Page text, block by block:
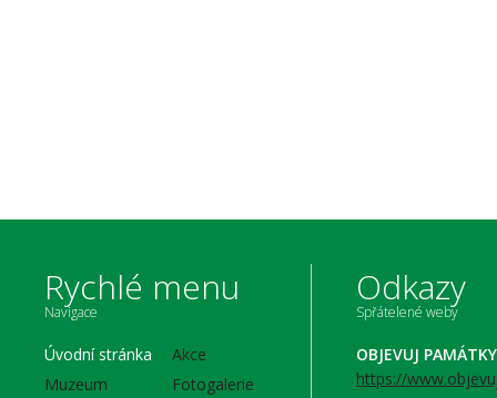
Rychlé menu
Navigace
Úvodní stránka
Muzeum
Akce
Fotogalerie
Odkazy
Spřátelené weby
OBJEVUJ PAMÁTKY
https://